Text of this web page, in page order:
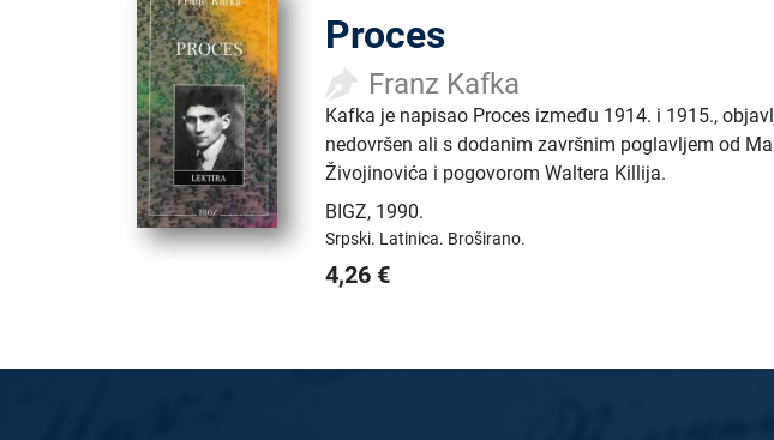
Proces
Franz Kafka
Kafka je napisao Proces između 1914. i 1915.,
nedovršen ali s dodanim završnim poglavljem od
Živojinovića i pogovorom Waltera Killija.
BIGZ, 1990.
Srpski. Latinica. Broširano.
4,26 €